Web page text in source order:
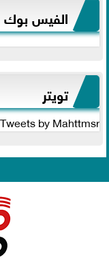
الفيس بوك
تويتر
Tweets by Mahttmsr